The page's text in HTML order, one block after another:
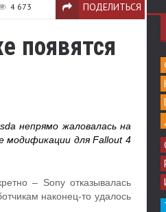
4 673 ПОДЕЛИТЬСЯ
появятся
непрямо жаловалась на
модификации для Fallout 4
– Sony отказывалась
наконец-то удалось